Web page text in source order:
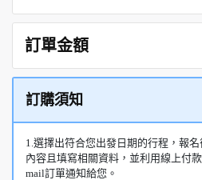
訂單金額
訂購須知
1.選擇出符合您出發日期的行程，報
內容且填寫相關資料，並利用線上付
mail訂單通知給您。